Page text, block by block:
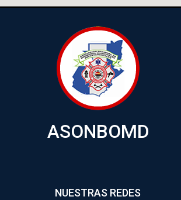
ASONBOMD
NUESTRAS REDES